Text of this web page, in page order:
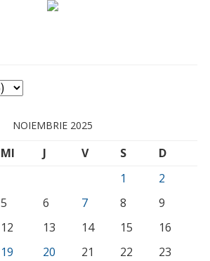
NOIEMBRIE 2025
MI J V S
D
1
2
5 6 7 8
9
12 13 14 15
16
19 20 21 22
23